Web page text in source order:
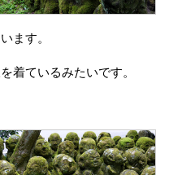
ます。
着ているみたいです。